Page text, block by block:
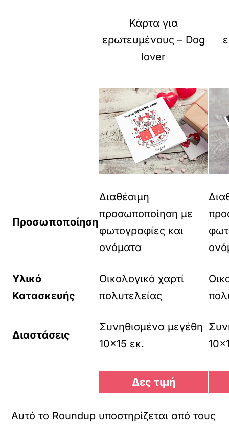
Κάρτα για
ερωτευμένους – Dog
lover
Προσωποποίηση
Διαθέσιμη
προσωποποίηση με
φωτογραφίες και
ονόματα
Υλικό
Κατασκευής
Οικολογικό χαρτί
πολυτελείας
Διαστάσεις
Συνηθισμένα μεγέθη
10×15 εκ.
Δες τιμή
Αυτό το Roundup υποστηρίζεται από τους